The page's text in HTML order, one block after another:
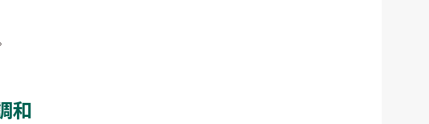
和